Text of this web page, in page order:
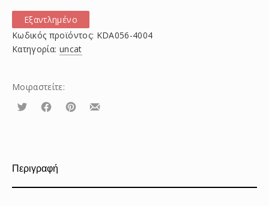
Εξαντλημένο
Κωδικός προϊόντος: KDA056-4004
Κατηγορία: uncat
Μοιραστείτε:
Τουίτα ΜοιραστείτεΜοιραστείτεΜοιραστείτε
Περιγραφή